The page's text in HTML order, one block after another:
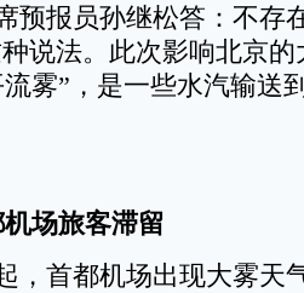
报员孙继松答：不存
说法。此次影响北京
雾”，是一些水汽输送
场旅客滞留
首都机场出现大雾天